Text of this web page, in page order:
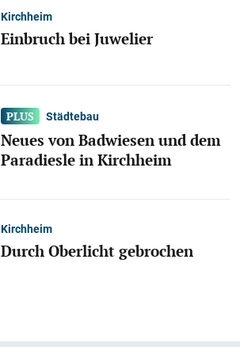
Kirchheim
Einbruch bei Juwelier
Städtebau
Neues von Badwiesen und dem
Paradiesle in Kirchheim
Kirchheim
Durch Oberlicht gebrochen